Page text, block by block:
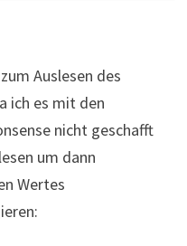
Auslesen des
ich es mit den
nicht geschafft
um dann
Wertes